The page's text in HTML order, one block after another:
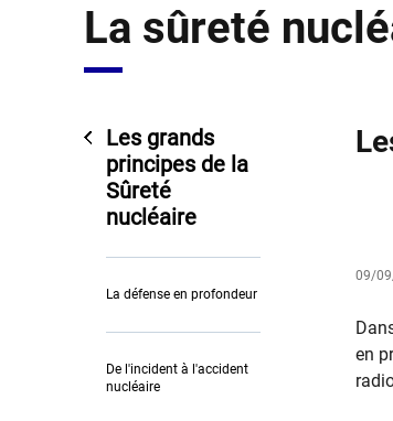
La sûreté
Les grands
principes de la
Sûreté
nucléaire
La défense en profondeur
De l'incident à l'accident
nucléaire
09/
en